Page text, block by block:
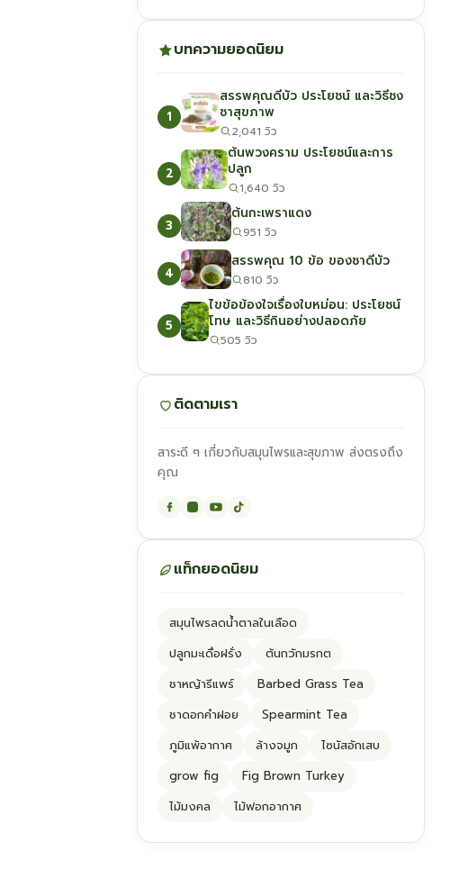
บทความยอดนิยม
1
สรรพคุณดีบัว ประโยชน์ และวิธีชง
ชาสุขภาพ
2,041 วิว
2
ต้นพวงคราม ประโยชน์และการ
ปลูก
1,640 วิว
3
ต้นกะเพราแดง
951 วิว
4
สรรพคุณ 10 ข้อ ของชาดีบัว
810 วิว
5
ไขข้อข้องใจเรื่องใบหม่อน: ประโยชน์
โทษ และวิธีกินอย่างปลอดภัย
505 วิว
ติดตามเรา
สาระดี ๆ เกี่ยวกับสมุนไพรและสุขภาพ ส่งตรงถึง
คุณ
แท็กยอดนิยม
สมุนไพรลดน้ำตาลในเลือด
ปลูกมะเดื่อฝรั่ง
ต้นกวักมรกต
ชาหญ้ารีแพร์
Barbed Grass Tea
ชาดอกคำฝอย
Spearmint Tea
ภูมิแพ้อากาศ
ล้างจมูก
ไซนัสอักเสบ
grow fig
Fig Brown Turkey
ไม้มงคล
ไม้ฟอกอากาศ